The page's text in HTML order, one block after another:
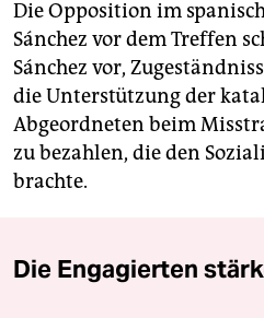
Die Opposition im
Sánchez vor dem Treffen
Sánchez vor,
die Unterstützung der
Abgeordneten beim
zu bezahlen, die den
brachte.
Die Engagierten